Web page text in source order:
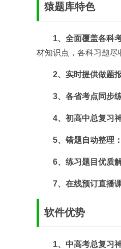
猿题库特色
1、全面覆盖各科
材知识点，各科习题尽
2、实时提供做题
3、各省考点同步
4、初高中总复习
5、错题自动整理：
6、练习题目优质
7、在线预订直播
软件优势
1、中高考总复习